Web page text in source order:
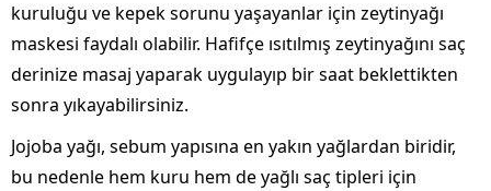
kuruluğu ve kepek sorunu yaşayanlar için zeytinyağı
maskesi faydalı olabilir. Hafifçe ısıtılmış zeytinyağını saç
derinize masaj yaparak uygulayıp bir saat beklettikten
sonra yıkayabilirsiniz.
Jojoba yağı, sebum yapısına en yakın yağlardan biridir,
bu nedenle hem kuru hem de yağlı saç tipleri için